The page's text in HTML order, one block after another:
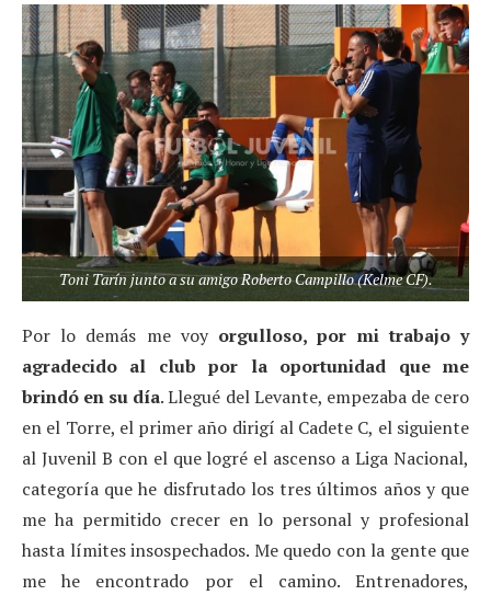
Toni Tarín junto a su amigo Roberto Campillo (Kelme CF).
Por lo demás me voy orgulloso, por mi trabajo y
agradecido al club por la oportunidad que me
brindó en su día. Llegué del Levante, empezaba de cero
en el Torre, el primer año dirigí al Cadete C, el siguiente
al Juvenil B con el que logré el ascenso a Liga Nacional,
categoría que he disfrutado los tres últimos años y que
me ha permitido crecer en lo personal y profesional
hasta límites insospechados. Me quedo con la gente que
me he encontrado por el camino. Entrenadores,